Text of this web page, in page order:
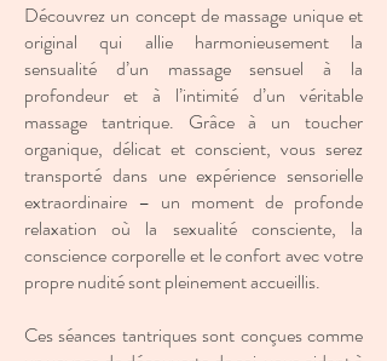
Découvrez un concept de massage unique et
original qui allie harmonieusement la
sensualité d’un massage sensuel à la
profondeur et à l’intimité d’un véritable
massage tantrique. Grâce à un toucher
organique, délicat et conscient, vous serez
transporté dans une expérience sensorielle
extraordinaire – un moment de profonde
relaxation où la sexualité consciente, la
conscience corporelle et le confort avec votre
propre nudité sont pleinement accueillis.
Ces séances tantriques sont conçues comme